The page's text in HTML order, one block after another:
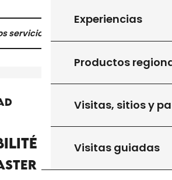
Experiencias
Productos
Visitas, sitios y
Visitas guiadas
servicios
Fermer